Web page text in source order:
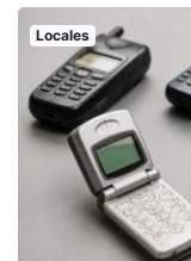
Locales